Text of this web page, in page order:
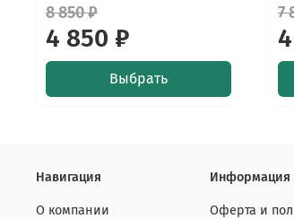
8 850 ₽
4 850 ₽
Выбрать
7
Навигация
О компании
Информация
Оферта и